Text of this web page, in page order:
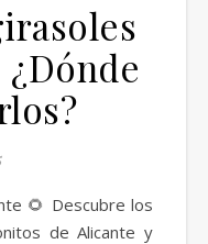
de Alicante y